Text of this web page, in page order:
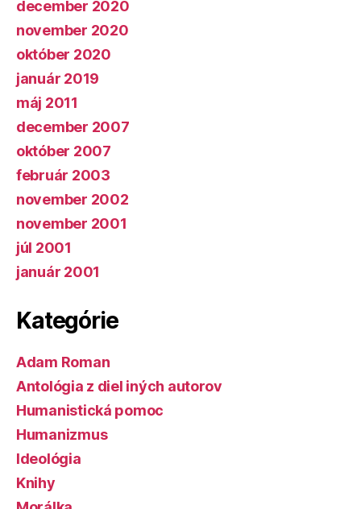
december 2020
november 2020
október 2020
január 2019
máj 2011
december 2007
október 2007
február 2003
november 2002
november 2001
júl 2001
január 2001
Kategórie
Adam Roman
Antológia z diel iných autorov
Humanistická pomoc
Humanizmus
Ideológia
Knihy